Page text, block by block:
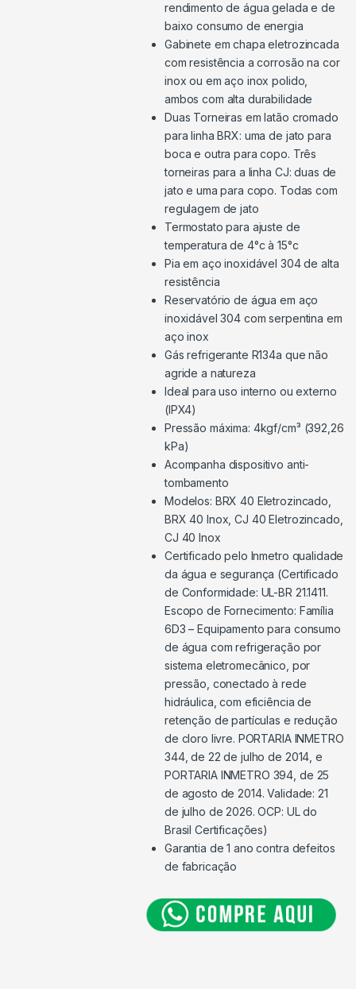
rendimento de água gelada e de
baixo consumo de energia
Gabinete em chapa eletrozincada
com resistência a corrosão na cor
inox ou em aço inox polido,
ambos com alta durabilidade
Duas Torneiras em latão cromado
para linha BRX: uma de jato para
boca e outra para copo. Três
torneiras para a linha CJ: duas de
jato e uma para copo. Todas com
regulagem de jato
Termostato para ajuste de
temperatura de 4°c à 15°c
Pia em aço inoxidável 304 de alta
resistência
Reservatório de água em aço
inoxidável 304 com serpentina em
aço inox
Gás refrigerante R134a que não
agride a natureza
Ideal para uso interno ou externo
(IPX4)
Pressão máxima: 4kgf/cm³ (392,26
kPa)
Acompanha dispositivo anti-
tombamento
Modelos: BRX 40 Eletrozincado,
BRX 40 Inox, CJ 40 Eletrozincado,
CJ 40 Inox
Certificado pelo Inmetro qualidade
da água e segurança (Certificado
de Conformidade: UL-BR 21.1411.
Escopo de Fornecimento: Família
6D3 – Equipamento para consumo
de água com refrigeração por
sistema eletromecânico, por
pressão, conectado à rede
hidráulica, com eficiência de
retenção de partículas e redução
de cloro livre. PORTARIA INMETRO
344, de 22 de julho de 2014, e
PORTARIA INMETRO 394, de 25
de agosto de 2014. Validade: 21
de julho de 2026. OCP: UL do
Brasil Certificações)
Garantia de 1 ano contra defeitos
de fabricação